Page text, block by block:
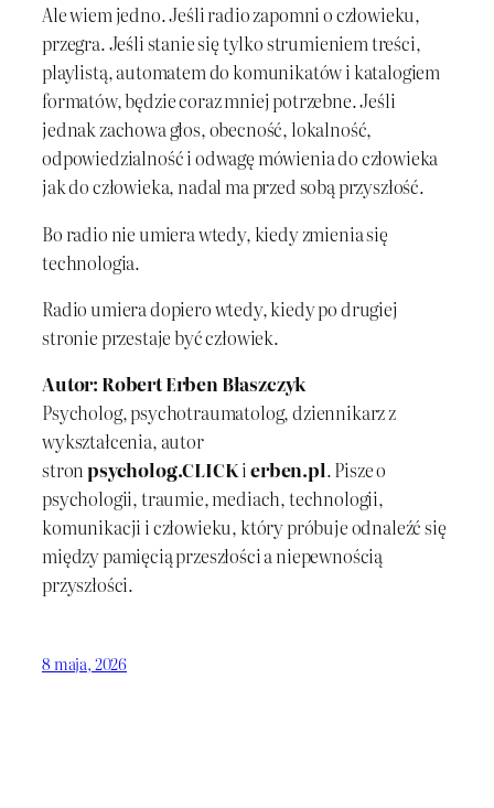
Ale wiem jedno. Jeśli radio zapomni o człowieku,
przegra. Jeśli stanie się tylko strumieniem treści,
playlistą, automatem do komunikatów i katalogiem
formatów, będzie coraz mniej potrzebne. Jeśli
jednak zachowa głos, obecność, lokalność,
odpowiedzialność i odwagę mówienia do człowieka
jak do człowieka, nadal ma przed sobą przyszłość.
Bo radio nie umiera wtedy, kiedy zmienia się
technologia.
Radio umiera dopiero wtedy, kiedy po drugiej
stronie przestaje być człowiek.
Autor: Robert Erben Błaszczyk
Psycholog, psychotraumatolog, dziennikarz z
wykształcenia, autor
stronpsycholog.CLICKierben.pl. Pisze o
psychologii, traumie, mediach, technologii,
komunikacji i człowieku, który próbuje odnaleźć się
między pamięcią przeszłości a niepewnością
przyszłości.
8 maja, 2026